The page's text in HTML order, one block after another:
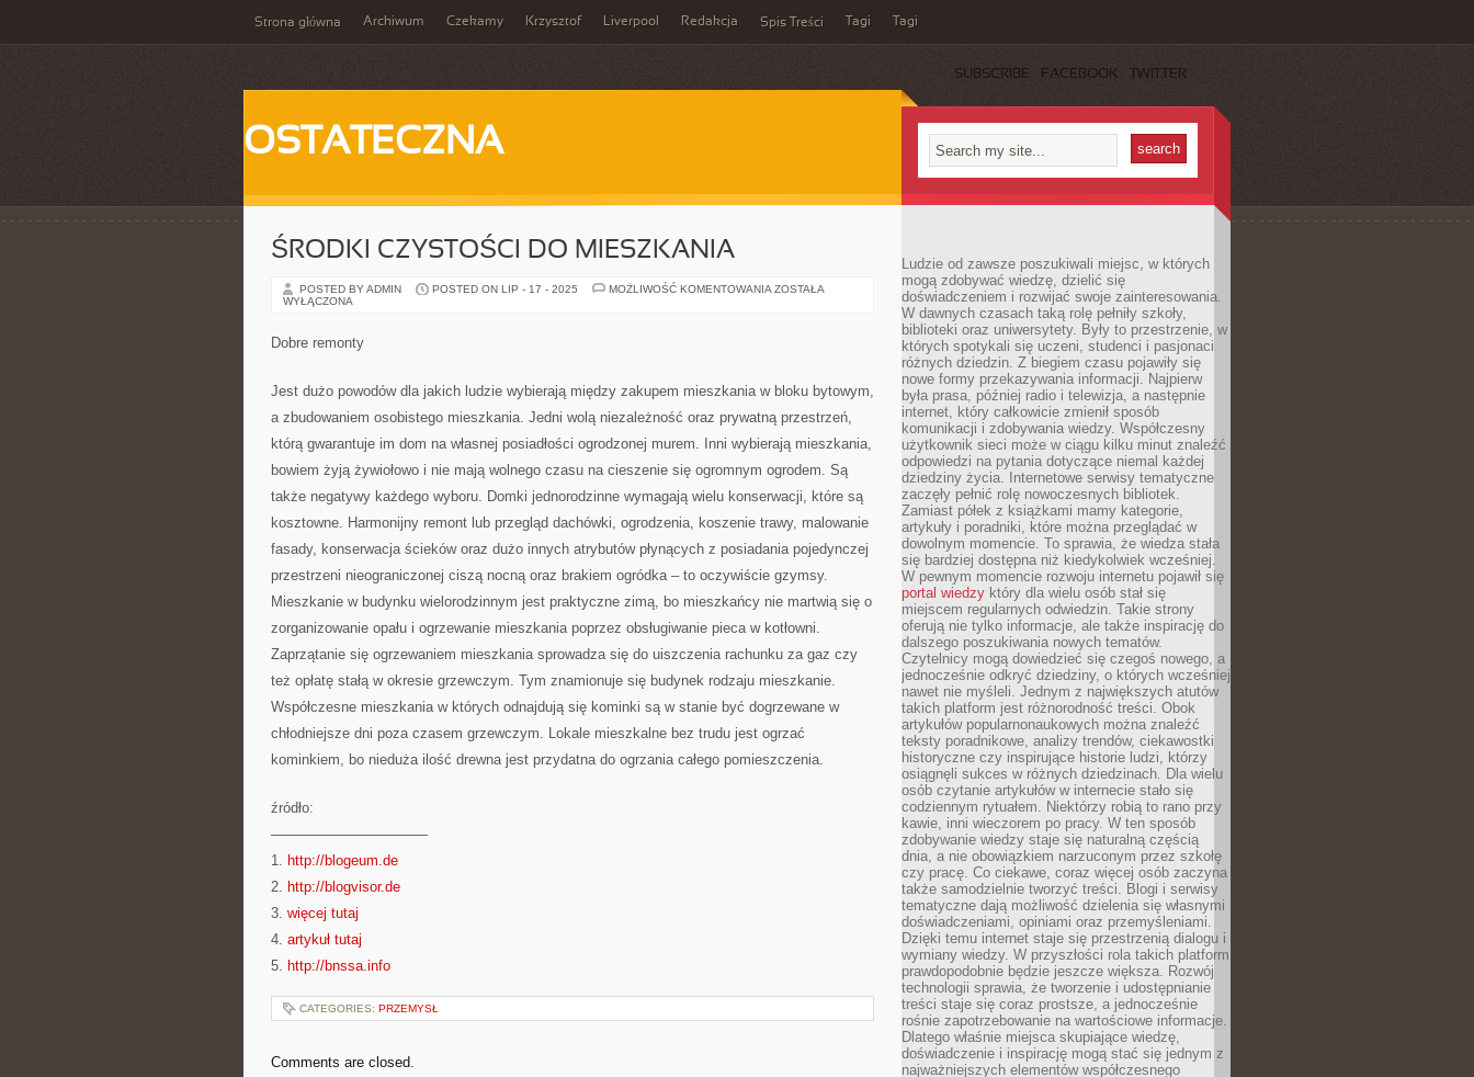
Strona główna Archiwum Czekamy Krzysztof Liverpool Redakcja Spis Treści Tagi Tagi
SUBSCRIBE FACEBOOK TWITTER
OSTATECZNA
ŚRODKI CZYSTOŚCI DO MIESZKANIA
POSTED BY ADMIN POSTED ON LIP - 17 - 2025 MOŻLIWOŚĆ KOMENTOWANIA ŚRODKI
ZOSTAŁA
WYŁĄCZONA
Dobre remonty
Jest dużo powodów dla jakich ludzie wybierają między zakupem mieszkania w bloku bytowym,
a zbudowaniem osobistego mieszkania. Jedni wolą niezależność oraz prywatną przestrzeń,
którą gwarantuje im dom na własnej posiadłości ogrodzonej murem. Inni wybierają mieszkania,
bowiem żyją żywiołowo i nie mają wolnego czasu na cieszenie się ogromnym ogrodem. Są
także negatywy każdego wyboru. Domki jednorodzinne wymagają wielu konserwacji, które są
kosztowne. Harmonijny remont lub przegląd dachówki, ogrodzenia, koszenie trawy, malowanie
fasady, konserwacja ścieków oraz dużo innych atrybutów płynących z posiadania pojedynczej
przestrzeni nieograniczonej ciszą nocną oraz brakiem ogródka – to oczywiście gzymsy.
Mieszkanie w budynku wielorodzinnym jest praktyczne zimą, bo mieszkańcy nie martwią się o
zorganizowanie opału i ogrzewanie mieszkania poprzez obsługiwanie pieca w kotłowni.
Zaprzątanie się ogrzewaniem mieszkania sprowadza się do uiszczenia rachunku za gaz czy
też opłatę stałą w okresie grzewczym. Tym znamionuje się budynek rodzaju mieszkanie.
Współczesne mieszkania w których odnajdują się kominki są w stanie być dogrzewane w
chłodniejsze dni poza czasem grzewczym. Lokale mieszkalne bez trudu jest ogrzać
kominkiem, bo nieduża ilość drewna jest przydatna do ogrzania całego pomieszczenia.
źródło:
———————————
1. http://blogeum.de
2. http://blogvisor.de
3. więcej tutaj
4. artykuł tutaj
5. http://bnssa.info
CATEGORIES: PRZEMYSŁ
Comments are closed.
Ludzie od zawsze poszukiwali miejsc, w których
mogą zdobywać wiedzę, dzielić się
doświadczeniem i rozwijać swoje zainteresowania.
W dawnych czasach taką rolę pełniły szkoły,
biblioteki oraz uniwersytety. Były to przestrzenie, w
których spotykali się uczeni, studenci i pasjonaci
różnych dziedzin. Z biegiem czasu pojawiły się
nowe formy przekazywania informacji. Najpierw
była prasa, później radio i telewizja, a następnie
internet, który całkowicie zmienił sposób
komunikacji i zdobywania wiedzy. Współczesny
użytkownik sieci może w ciągu kilku minut znaleźć
odpowiedzi na pytania dotyczące niemal każdej
dziedziny życia. Internetowe serwisy tematyczne
zaczęły pełnić rolę nowoczesnych bibliotek.
Zamiast półek z książkami mamy kategorie,
artykuły i poradniki, które można przeglądać w
dowolnym momencie. To sprawia, że wiedza stała
się bardziej dostępna niż kiedykolwiek wcześniej.
W pewnym momencie rozwoju internetu pojawił się
portal wiedzy który dla wielu osób stał się
miejscem regularnych odwiedzin. Takie strony
oferują nie tylko informacje, ale także inspirację do
dalszego poszukiwania nowych tematów.
Czytelnicy mogą dowiedzieć się czegoś nowego, a
jednocześnie odkryć dziedziny, o których wcześniej
nawet nie myśleli. Jednym z największych atutów
takich platform jest różnorodność treści. Obok
artykułów popularnonaukowych można znaleźć
teksty poradnikowe, analizy trendów, ciekawostki
historyczne czy inspirujące historie ludzi, którzy
osiągnęli sukces w różnych dziedzinach. Dla wielu
osób czytanie artykułów w internecie stało się
codziennym rytuałem. Niektórzy robią to rano przy
kawie, inni wieczorem po pracy. W ten sposób
zdobywanie wiedzy staje się naturalną częścią
dnia, a nie obowiązkiem narzuconym przez szkołę
czy pracę. Co ciekawe, coraz więcej osób zaczyna
także samodzielnie tworzyć treści. Blogi i serwisy
tematyczne dają możliwość dzielenia się własnymi
doświadczeniami, opiniami oraz przemyśleniami.
Dzięki temu internet staje się przestrzenią dialogu i
wymiany wiedzy. W przyszłości rola takich platform
prawdopodobnie będzie jeszcze większa. Rozwój
technologii sprawia, że tworzenie i udostępnianie
treści staje się coraz prostsze, a jednocześnie
rośnie zapotrzebowanie na wartościowe informacje.
Dlatego właśnie miejsca skupiające wiedzę,
doświadczenie i inspirację mogą stać się jednym z
najważniejszych elementów współczesnego